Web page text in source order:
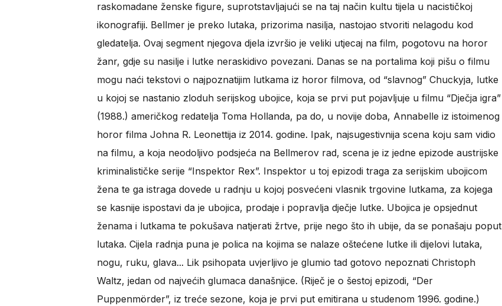
raskomadane ženske figure, suprotstavljajući se na taj način kultu tijela u nacističkoj
ikonografiji. Bellmer je preko lutaka, prizorima nasilja, nastojao stvoriti nelagodu kod
gledatelja. Ovaj segment njegova djela izvršio je veliki utjecaj na film, pogotovu na horor
žanr, gdje su nasilje i lutke neraskidivo povezani. Danas se na portalima koji pišu o filmu
mogu naći tekstovi o najpoznatijim lutkama iz horor filmova, od “slavnog” Chuckyja, lutke
u kojoj se nastanio zloduh serijskog ubojice, koja se prvi put pojavljuje u filmu “Dječja igra”
(1988.) američkog redatelja Toma Hollanda, pa do, u novije doba, Annabelle iz istoimenog
horor filma Johna R. Leonettija iz 2014. godine. Ipak, najsugestivnija scena koju sam vidio
na filmu, a koja neodoljivo podsjeća na Bellmerov rad, scena je iz jedne epizode austrijske
kriminalističke serije “Inspektor Rex”. Inspektor u toj epizodi traga za serijskim ubojicom
žena te ga istraga dovede u radnju u kojoj posvećeni vlasnik trgovine lutkama, za kojega
se kasnije ispostavi da je ubojica, prodaje i popravlja dječje lutke. Ubojica je opsjednut
ženama i lutkama te pokušava natjerati žrtve, prije nego što ih ubije, da se ponašaju poput
lutaka. Cijela radnja puna je polica na kojima se nalaze oštećene lutke ili dijelovi lutaka,
nogu, ruku, glava... Lik psihopata uvjerljivo je glumio tad gotovo nepoznati Christoph
Waltz, jedan od najvećih glumaca današnjice. (Riječ je o šestoj epizodi, “Der
Puppenmörder”, iz treće sezone, koja je prvi put emitirana u studenom 1996. godine.)